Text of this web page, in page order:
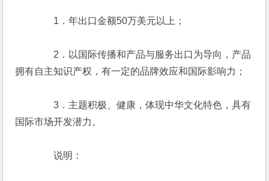
1．年出口金额50万美元以上；
2．以国际传播和产品与服务出口为导向，产品
拥有自主知识产权，有一定的品牌效应和国际影响力；
3．主题积极、健康，体现中华文化特色，具有
国际市场开发潜力。
说明：